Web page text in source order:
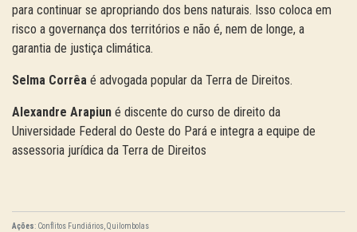
para continuar se apropriando dos bens naturais. Isso coloca em
risco a governança dos territórios e não é, nem de longe, a
garantia de justiça climática.
Selma Corrêa é advogada popular da Terra de Direitos.
Alexandre Arapiun é discente do curso de direito da
Universidade Federal do Oeste do Pará e integra a equipe de
assessoria jurídica da Terra de Direitos
Ações: Conflitos Fundiários, Quilombolas